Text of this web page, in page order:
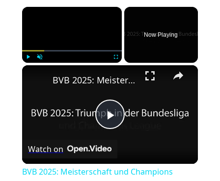
×
Now Playing
×
Play
BVB 2025: Meisterschaft und Champions League-Erfolg
Watch on
BVB 2025: Meisterschaft und Champions